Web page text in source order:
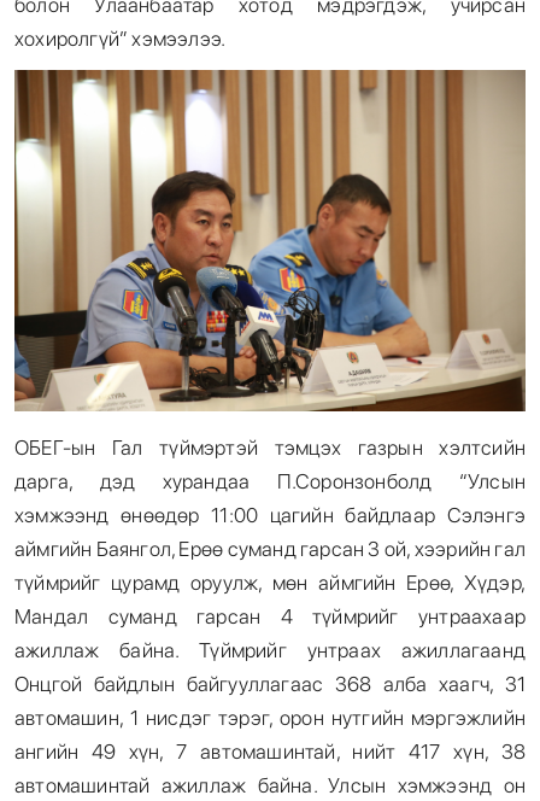
болон Улаанбаатар хотод мэдрэгдэж, учирсан
хохиролгүй” хэмээлээ.
ОБЕГ-ын Гал түймэртэй тэмцэх газрын хэлтсийн
дарга, дэд хурандаа П.Соронзонболд “Улсын
хэмжээнд өнөөдөр 11:00 цагийн байдлаар Сэлэнгэ
аймгийн Баянгол, Ерөө суманд гарсан 3 ой, хээрийн гал
түймрийг цурамд оруулж, мөн аймгийн Ерөө, Хүдэр,
Мандал суманд гарсан 4 түймрийг унтраахаар
ажиллаж байна. Түймрийг унтраах ажиллагаанд
Онцгой байдлын байгууллагаас 368 алба хаагч, 31
автомашин, 1 нисдэг тэрэг, орон нутгийн мэргэжлийн
ангийн 49 хүн, 7 автомашинтай, нийт 417 хүн, 38
автомашинтай ажиллаж байна. Улсын хэмжээнд он